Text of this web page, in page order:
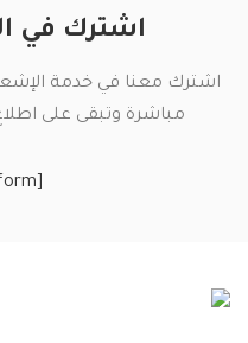
اشترك في
اشترك معنا في خدمة
مباشرة وتبقى على
[mc4wp_form]